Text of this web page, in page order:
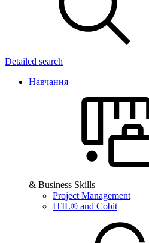
Detailed search
Навчання
& Business Skills
Project Management
ITIL® and Cobit